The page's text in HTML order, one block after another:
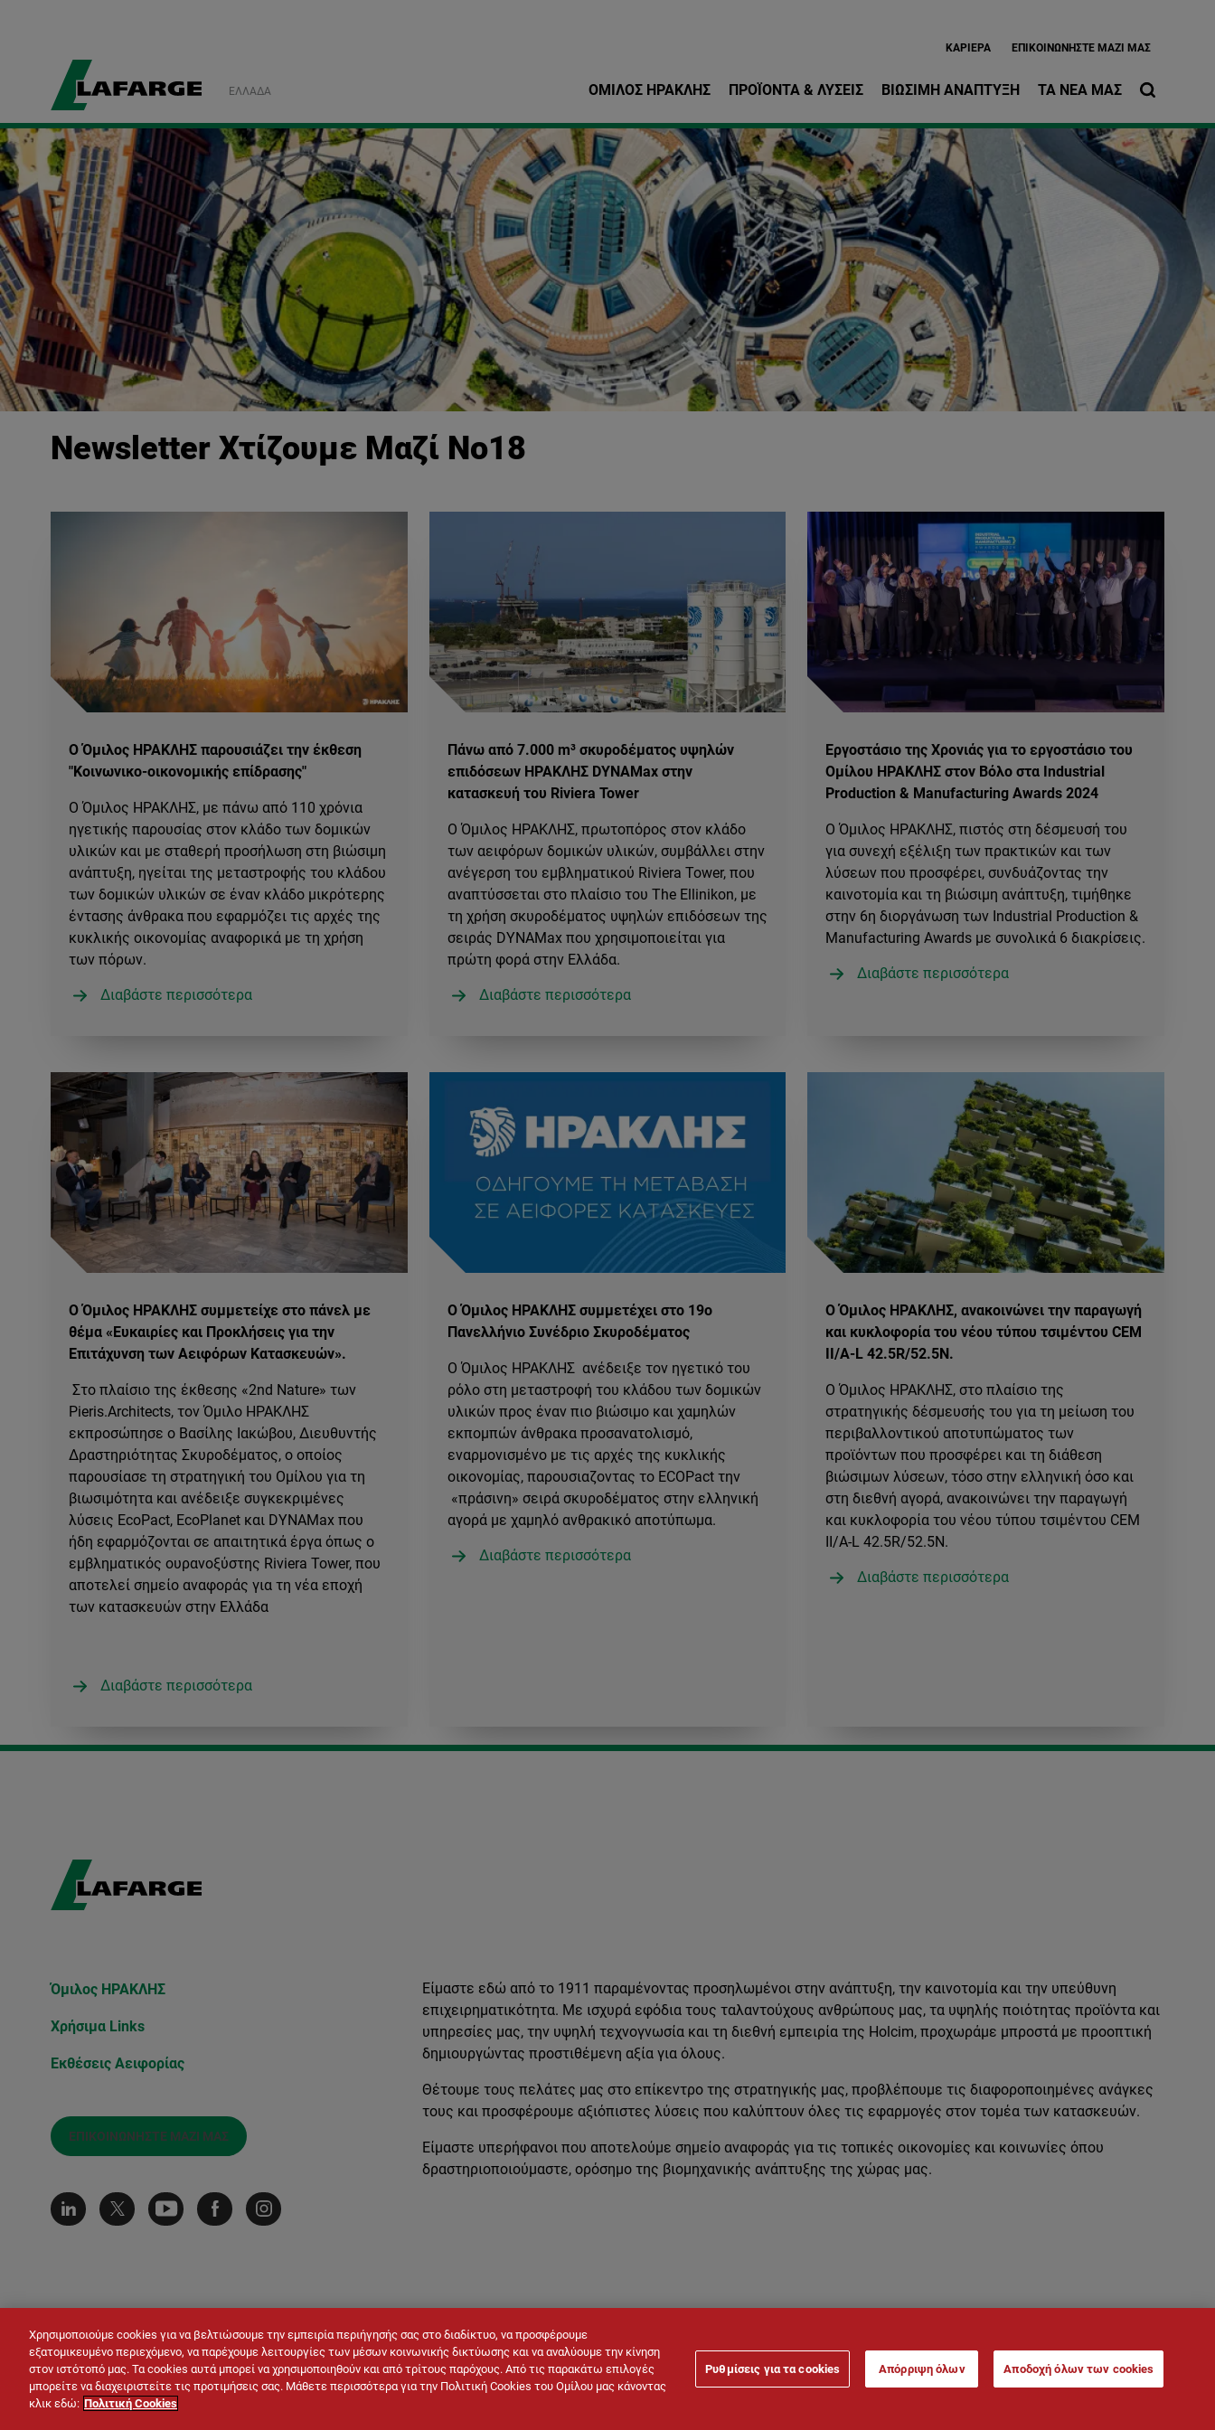
ΕΛΛΆΔΑ
ΚΑΡΙΈΡΑ EΠΙΚΟΙΝΩΝΉΣΤΕ ΜΑΖΊ ΜΑΣ
ΌΜΙΛΟΣ ΗΡΑΚΛΗΣ ΠΡΟΪΌΝΤΑ & ΛΎΣΕΙΣ ΒΙΏΣΙΜΗ ΑΝΆΠΤΥΞΗ ΤΑ ΝΈΑ ΜΑΣ
Newsletter Χτίζουμε Μαζί Νο18
Ο Όμιλος ΗΡΑΚΛΗΣ παρουσιάζει την έκθεση
"Κοινωνικο-οικονομικής επίδρασης"
Ο Όμιλος ΗΡΑΚΛΗΣ, με πάνω από 110 χρόνια
ηγετικής παρουσίας στον κλάδο των δομικών
υλικών και με σταθερή προσήλωση στη βιώσιμη
ανάπτυξη, ηγείται της μεταστροφής του κλάδου
των δομικών υλικών σε έναν κλάδο μικρότερης
έντασης άνθρακα που εφαρμόζει τις αρχές της
κυκλικής οικονομίας αναφορικά με τη χρήση
των πόρων.
Διαβάστε περισσότερα
Πάνω από 7.000 m³ σκυροδέματος υψηλών
επιδόσεων ΗΡΑΚΛΗΣ DYNAMax στην
κατασκευή του Riviera Tower
Ο Όμιλος ΗΡΑΚΛΗΣ, πρωτοπόρος στον κλάδο
των αειφόρων δομικών υλικών, συμβάλλει στην
ανέγερση του εμβληματικού Riviera Tower, που
αναπτύσσεται στο πλαίσιο του The Ellinikon, με
τη χρήση σκυροδέματος υψηλών επιδόσεων της
σειράς DYNAMax που χρησιμοποιείται για
πρώτη φορά στην Ελλάδα.
Διαβάστε περισσότερα
Εργοστάσιο της Χρονιάς για το εργοστάσιο του
Ομίλου ΗΡΑΚΛΗΣ στον Βόλο στα Industrial
Production & Manufacturing Awards 2024
Ο Όμιλος ΗΡΑΚΛΗΣ, πιστός στη δέσμευσή του
για συνεχή εξέλιξη των πρακτικών και των
λύσεων που προσφέρει, συνδυάζοντας την
καινοτομία και τη βιώσιμη ανάπτυξη, τιμήθηκε
στην 6η διοργάνωση των Industrial Production &
Manufacturing Awards με συνολικά 6 διακρίσεις.
Διαβάστε περισσότερα
Ο Όμιλος ΗΡΑΚΛΗΣ συμμετείχε στο πάνελ με
θέμα «Ευκαιρίες και Προκλήσεις για την
Επιτάχυνση των Αειφόρων Κατασκευών».
Στο πλαίσιο της έκθεσης «2nd Nature» των
Pieris.Architects, τον Όμιλο ΗΡΑΚΛΗΣ
εκπροσώπησε ο Βασίλης Ιακώβου, Διευθυντής
Δραστηριότητας Σκυροδέματος, ο οποίος
παρουσίασε τη στρατηγική του Ομίλου για τη
βιωσιμότητα και ανέδειξε συγκεκριμένες
λύσεις EcoPact, EcoPlanet και DYNAMax που
ήδη εφαρμόζονται σε απαιτητικά έργα όπως ο
εμβληματικός ουρανοξύστης Riviera Tower, που
αποτελεί σημείο αναφοράς για τη νέα εποχή
των κατασκευών στην Ελλάδα
Διαβάστε περισσότερα
Ο Όμιλος ΗΡΑΚΛΗΣ συμμετέχει στο 19ο
Πανελλήνιο Συνέδριο Σκυροδέματος
Ο Όμιλος ΗΡΑΚΛΗΣ ανέδειξε τον ηγετικό του
ρόλο στη μεταστροφή του κλάδου των δομικών
υλικών προς έναν πιο βιώσιμο και χαμηλών
εκπομπών άνθρακα προσανατολισμό,
εναρμονισμένο με τις αρχές της κυκλικής
οικονομίας, παρουσιαζοντας το ECOPact την
«πράσινη» σειρά σκυροδέματος στην ελληνική
αγορά με χαμηλό ανθρακικό αποτύπωμα.
Διαβάστε περισσότερα
Ο Όμιλος ΗΡΑΚΛΗΣ, ανακοινώνει την παραγωγή
και κυκλοφορία του νέου τύπου τσιμέντου CEM
II/A-L 42.5R/52.5N.
Ο Όμιλος ΗΡΑΚΛΗΣ, στο πλαίσιο της
στρατηγικής δέσμευσής του για τη μείωση του
περιβαλλοντικού αποτυπώματος των
προϊόντων που προσφέρει και τη διάθεση
βιώσιμων λύσεων, τόσο στην ελληνική όσο και
στη διεθνή αγορά, ανακοινώνει την παραγωγή
και κυκλοφορία του νέου τύπου τσιμέντου CEM
II/A-L 42.5R/52.5N.
Διαβάστε περισσότερα
Όμιλος ΗΡΑΚΛΗΣ
Χρήσιμα Links
Εκθέσεις Αειφορίας
ΕΠΙΚΟΙΝΩΝΉΣΤΕ ΜΑΖΊ ΜΑΣ
Είμαστε εδώ από το 1911 παραμένοντας προσηλωμένοι στην ανάπτυξη, την καινοτομία και την υπεύθυνη
επιχειρηματικότητα. Με ισχυρά εφόδια τους ταλαντούχους ανθρώπους μας, τα υψηλής ποιότητας προϊόντα και
υπηρεσίες μας, την υψηλή τεχνογνωσία και τη διεθνή εμπειρία της Holcim, προχωράμε μπροστά με προοπτική
δημιουργώντας προστιθέμενη αξία για όλους.
Θέτουμε τους πελάτες μας στο επίκεντρο της στρατηγικής μας, προβλέπουμε τις διαφοροποιημένες ανάγκες
τους και προσφέρουμε αξιόπιστες λύσεις που καλύπτουν όλες τις εφαρμογές στον τομέα των κατασκευών.
Είμαστε υπερήφανοι που αποτελούμε σημείο αναφοράς για τις τοπικές οικονομίες και κοινωνίες όπου
δραστηριοποιούμαστε, ορόσημο της βιομηχανικής ανάπτυξης της χώρας μας.
© LAFARGE 2026 Site map Επικοινωνία Νομική σημείωση Πολιτική Cookies
Πολιτική Προστασίας Προσωπικών Δεδομένων
Χρησιμοποιούμε cookies για να βελτιώσουμε την εμπειρία περιήγησής σας στο διαδίκτυο, να προσφέρουμε
εξατομικευμένο περιεχόμενο, να παρέχουμε λειτουργίες των μέσων κοινωνικής δικτύωσης και να αναλύουμε την κίνηση
στον ιστότοπό μας. Τα cookies αυτά μπορεί να χρησιμοποιηθούν και από τρίτους παρόχους. Από τις παρακάτω επιλογές
μπορείτε να διαχειριστείτε τις προτιμήσεις σας. Μάθετε περισσότερα για την Πολιτική Cookies του Ομίλου μας κάνοντας
κλικ εδώ: Πολιτική Cookies
Ρυθμίσεις για τα cookies Απόρριψη όλων Αποδοχή όλων των cookies